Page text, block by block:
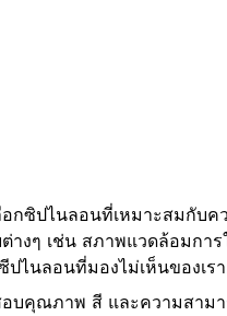
กซิปไนลอนที่เหมาะสมกับ
ๆ เช่น สภาพแวดล้อมกา
นลอนที่มองไม่เห็นของเรา
บคุณภาพ สี และความสาม